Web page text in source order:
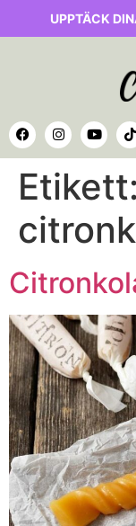
UPPTÄCK
Etikett: